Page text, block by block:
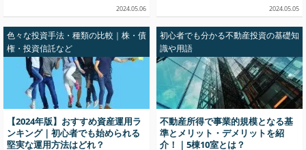
2024.05.06 2024.05.05
色々な投資手法・種類の比較｜株・債
権・投資信託など
【2024年版】おすすめ資産運用ラ
ンキング｜初心者でも始められる
堅実な運用方法はどれ？
初心者でも分かる不動産投資の基礎知
識や用語
不動産所得で事業的規模となる基
準とメリット・デメリットを紹
介！｜5棟10室とは？